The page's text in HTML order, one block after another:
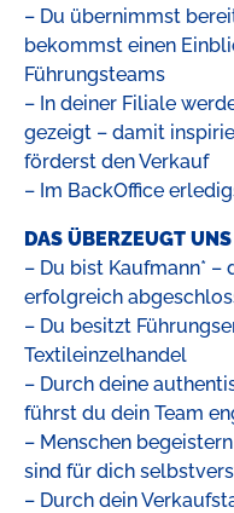
– Du übernimmst
bekommst einen
Führungsteams
– In deiner Filiale
gezeigt – damit
förderst den Verkauf
– Im BackOffice
DAS ÜBERZEUGT UNS
– Du bist Kaufmann*
erfolgreich
– Du besitzt
Textileinzelhandel
– Durch deine
führst du dein Team
– Menschen
sind für dich
– Durch dein